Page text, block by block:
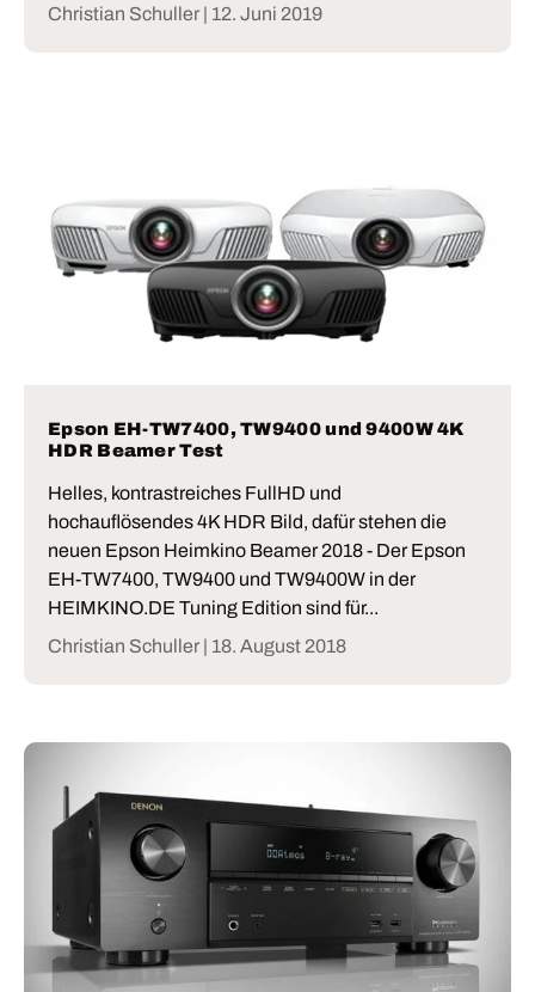
Christian Schuller | 12. Juni 2019
Epson EH-TW7400, TW9400 und 9400W 4K
HDR Beamer Test
Helles, kontrastreiches FullHD und
hochauflösendes 4K HDR Bild, dafür stehen die
neuen Epson Heimkino Beamer 2018 - Der Epson
EH-TW7400, TW9400 und TW9400W in der
HEIMKINO.DE Tuning Edition sind für...
Christian Schuller | 18. August 2018